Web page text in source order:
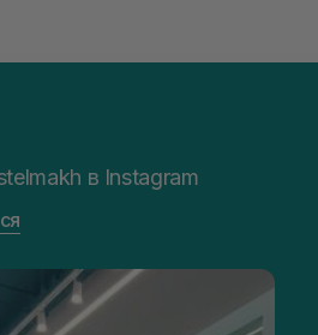
в Instagram